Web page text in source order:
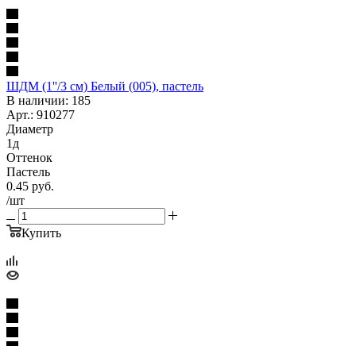
ШДМ (1''/3 см) Белый (005), пастель
В наличии: 185
Арт.: 910277
Диаметр
1д
Оттенок
Пастель
0.45 руб.
/шт
Купить